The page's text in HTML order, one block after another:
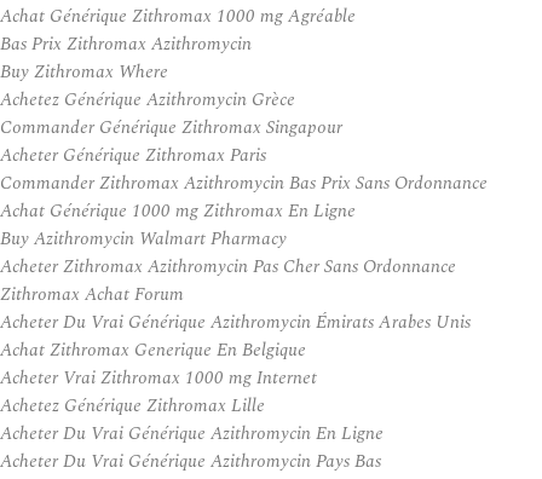
Achat Générique Zithromax 1000 mg Agréable
Bas Prix Zithromax Azithromycin
Buy Zithromax Where
Achetez Générique Azithromycin Grèce
Commander Générique Zithromax Singapour
Acheter Générique Zithromax Paris
Commander Zithromax Azithromycin Bas Prix Sans Ordonnance
Achat Générique 1000 mg Zithromax En Ligne
Buy Azithromycin Walmart Pharmacy
Acheter Zithromax Azithromycin Pas Cher Sans Ordonnance
Zithromax Achat Forum
Acheter Du Vrai Générique Azithromycin Émirats Arabes Unis
Achat Zithromax Generique En Belgique
Acheter Vrai Zithromax 1000 mg Internet
Achetez Générique Zithromax Lille
Acheter Du Vrai Générique Azithromycin En Ligne
Acheter Du Vrai Générique Azithromycin Pays Bas